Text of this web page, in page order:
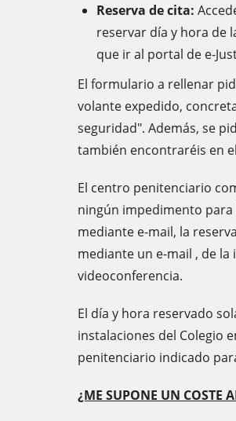
Reserva de cita:
reservar día y hora de
que ir al portal de e-
El formulario a rellenar
volante expedido,
seguridad". Además, se
también encontraréis en
El centro penitenciario
ningún impedimento
mediante e-mail, la
mediante un e-mail , de
videoconferencia.
El día y hora reservado
instalaciones del Colegio
penitenciario indicado
¿ME SUPONE UN COSTE